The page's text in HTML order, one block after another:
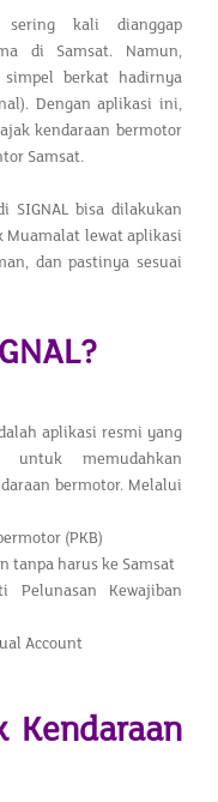
sering kali dianggap
di Samsat. Namun,
berkat hadirnya
Dengan aplikasi ini,
kendaraan bermotor
Samsat.
SIGNAL bisa dilakukan
Muamalat lewat aplikasi
dan pastinya sesuai
aplikasi resmi yang
memudahkan
bermotor. Melalui
(PKB)
tanpa harus ke Samsat
Pelunasan Kewajiban
Account
Kendaraan